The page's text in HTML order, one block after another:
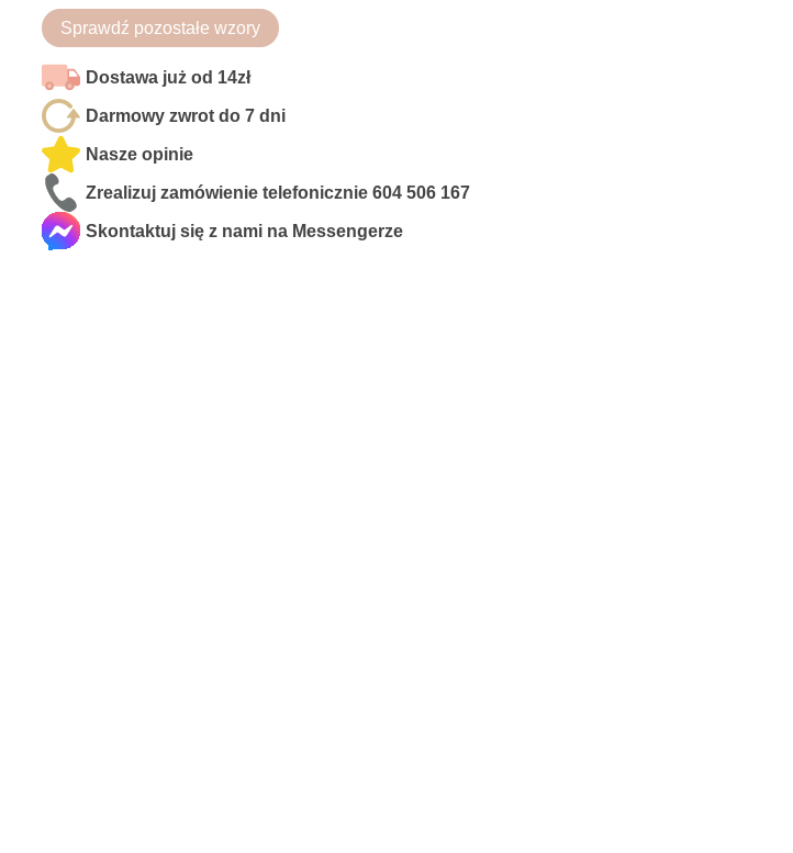
Sprawdź pozostałe wzory
Dostawa już od 14zł
Darmowy zwrot do 7 dni
Nasze opinie
Zrealizuj zamówienie telefonicznie 604 506 167
Skontaktuj się z nami na Messengerze